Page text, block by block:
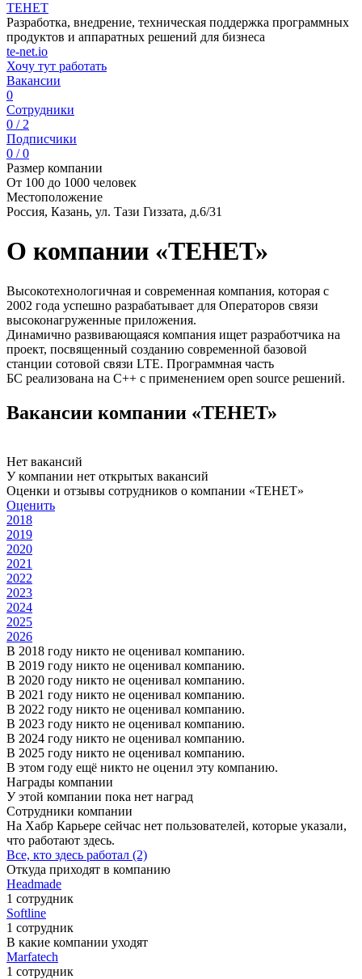
ТЕНЕТ
Разработка, внедрение, техническая поддержка программных
продуктов и аппаратных решений для бизнеса
te-net.io
Хочу тут работать
Вакансии
0
Сотрудники
0 / 2
Подписчики
0 / 0
Размер компании
От 100 до 1000 человек
Местоположение
Россия, Казань, ул. Тази Гиззата, д.6/31
О компании «ТЕНЕТ»
Высокотехнологичная и современная компания, которая с
2002 года успешно разрабатывает для Операторов связи
высоконагруженные приложения.
Динамично развивающаяся компания ищет разработчика на
проект, посвященный созданию современной базовой
станции сотовой связи LTE. Программная часть
БС реализована на С++ с применением open source решений.
Вакансии компании «ТЕНЕТ»
Нет вакансий
У компании нет открытых вакансий
Оценки и отзывы сотрудников о компании «ТЕНЕТ»
Оценить
2018
2019
2020
2021
2022
2023
2024
2025
2026
В 2018 году никто не оценивал компанию.
В 2019 году никто не оценивал компанию.
В 2020 году никто не оценивал компанию.
В 2021 году никто не оценивал компанию.
В 2022 году никто не оценивал компанию.
В 2023 году никто не оценивал компанию.
В 2024 году никто не оценивал компанию.
В 2025 году никто не оценивал компанию.
В этом году ещё никто не оценил эту компанию.
Награды компании
У этой компании пока нет наград
Сотрудники компании
На Хабр Карьере сейчас нет пользователей, которые указали,
что работают здесь.
Все, кто здесь работал (2)
Откуда приходят в компанию
Headmade
1 сотрудник
Softline
1 сотрудник
В какие компании уходят
Marfatech
1 сотрудник